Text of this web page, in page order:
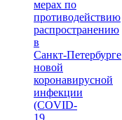
мерах по
противодействию
распространению
в
Санкт‑Петербурге
новой
коронавирусной
инфекции
(COVID-